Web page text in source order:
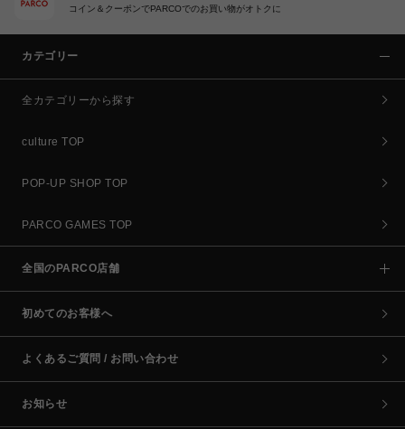
コイン＆クーポンでPARCOでのお買い物がオトクに
カテゴリー
全カテゴリーから探す
culture TOP
POP-UP SHOP TOP
PARCO GAMES TOP
全国のPARCO店舗
初めてのお客様へ
よくあるご質問 / お問い合わせ
お知らせ